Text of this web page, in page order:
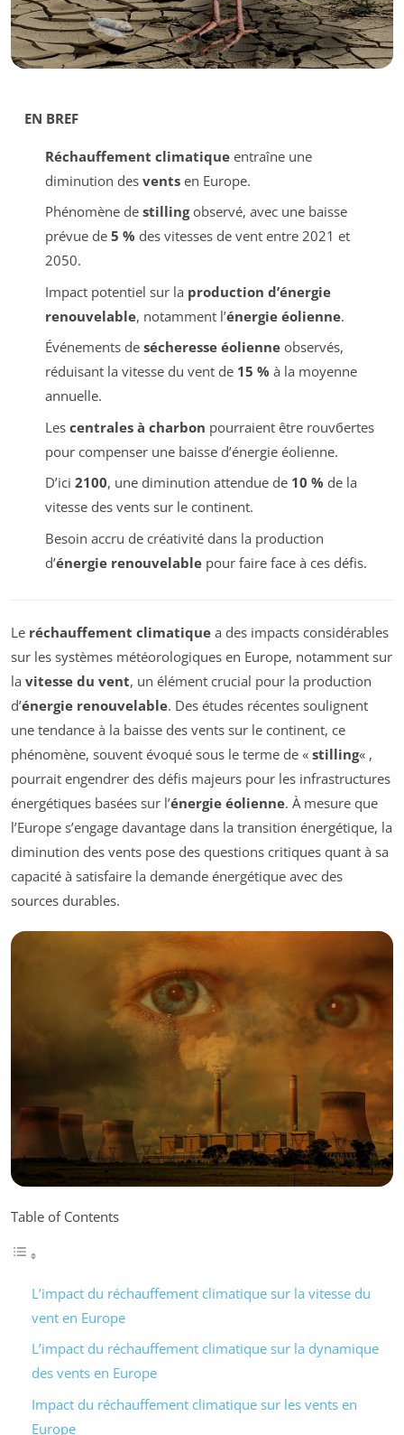
EN BREF
Réchauffement climatiqueentraîne une
diminution des ventsen Europe.
Phénomène de stillingobservé, avec une baisse
prévue de 5 % des vitesses de vent entre 2021 et
2050.
Impact potentiel sur la production d’énergie
renouvelable, notamment l’énergie éolienne.
Événements de sécheresse éolienneobservés,
réduisant la vitesse du vent de 15 % à la moyenne
annuelle.
Les centrales à charbon pourraient être rouvбertes
pour compenser une baisse d’énergie éolienne.
D’ici 2100, une diminution attendue de 10 % de la
vitesse des vents sur le continent.
Besoin accru de créativité dans la production
d’énergie renouvelablepour faire face à ces défis.
Le réchauffement climatique a des impacts considérables
sur les systèmes météorologiques en Europe, notamment sur
la vitesse du vent, un élément crucial pour la production
d’énergie renouvelable. Des études récentes soulignent
une tendance à la baisse des vents sur le continent, ce
phénomène, souvent évoqué sous le terme de « stilling« ,
pourrait engendrer des défis majeurs pour les infrastructures
énergétiques basées sur l’énergie éolienne. À mesure que
l’Europe s’engage davantage dans la transition énergétique, la
diminution des vents pose des questions critiques quant à sa
capacité à satisfaire la demande énergétique avec des
sources durables.
Table of Contents
L’impact du réchauffement climatique sur la vitesse du
vent en Europe
L’impact du réchauffement climatique sur la dynamique
des vents en Europe
Impact du réchauffement climatique sur les vents en
Europe